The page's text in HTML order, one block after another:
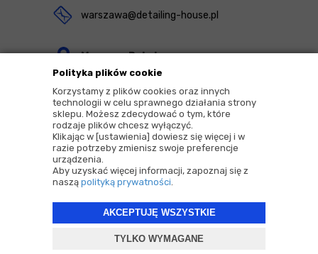
Polityka plików cookie
Korzystamy z plików cookies oraz innych
technologii w celu sprawnego działania strony
sklepu. Możesz zdecydować o tym, które
rodzaje plików chcesz wyłączyć.
Klikając w [ustawienia] dowiesz się więcej i w
razie potrzeby zmienisz swoje preferencje
urządzenia.
Aby uzyskać więcej informacji, zapoznaj się z
naszą polityką prywatności.
AKCEPTUJĘ WSZYSTKIE
TYLKO WYMAGANE
warszawa@detailing-house.pl
Magazyn Rekcin
Nomos Sp. z o.o. sp.k.
ul. Agrestowa 1
83-010 Rekcin
2026 © Copyrights by |Detailing House